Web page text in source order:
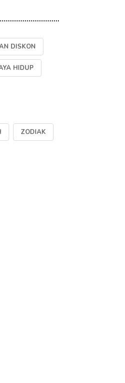
DISKON
HIDUP
ZODIAK